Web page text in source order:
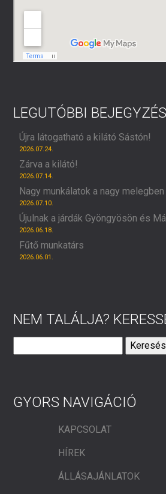
LEGUTÓBBI
Újra látogatható a kilátó Sástón!
2026.07.24.
Zárva a kilátó!
2026.07.14.
Nagy munkálatok a nagy melegben
2026.07.10.
Újulnak a járdák Gyöngyösön és
2026.06.18.
Fűtő munkatárs
2026.06.01.
NEM TALÁLJA?
GYORS NAVIGÁCIÓ
KAPCSOLAT
HÍREK
ÁLLÁSAJÁNLATOK